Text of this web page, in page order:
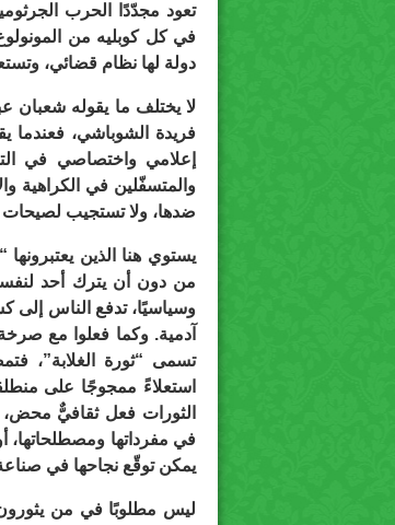
تعود مجدّدًا الحرب
في كل كوبليه من
دولة لها نظام قضائي،
لا يختلف ما يقوله شعبان
فريدة الشوباشي، فعندما
إعلامي واختصاصي في
والمتسفّلين في الكراهية
ضدها، ولا تستجيب
يستوي هنا الذين يعتبرونها
من دون أن يترك أحد
وسياسيًا، تدفع الناس إلى
آدمية. وكما فعلوا مع
تسمى “ثورة الغلابة”،
استعلاءً ممجوجًا على
الثورات فعل ثقافيٌّ محض،
في مفرداتها ومصطلحاتها،
يمكن توقّع نجاحها في صناعة
ليس مطلوبًا في من يثورون